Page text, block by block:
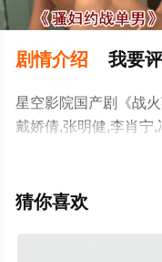
剧情介绍 我要
星空影院国产剧《战
戴娇倩,张明健,李肖宁
彩演绎的中国大陆电
空电影网，更多相关
猜你喜欢